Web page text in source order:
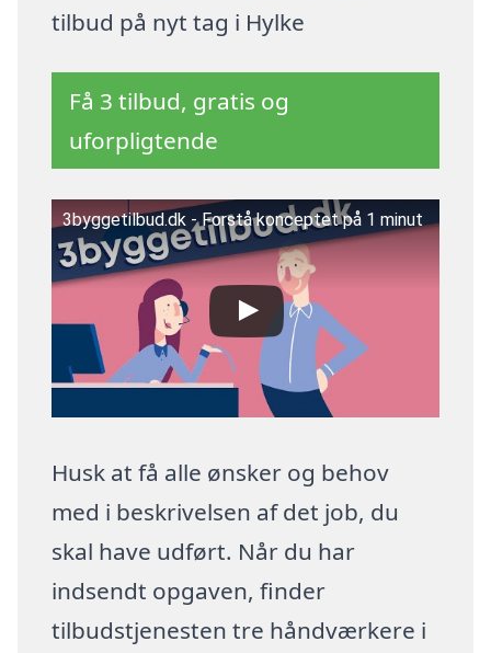
tilbud på nyt tag i Hylke
Få 3 tilbud, gratis og
uforpligtende
3byggetilbud.dk - Forstå konceptet på 1 minut
Husk at få alle ønsker og behov
med i beskrivelsen af det job, du
skal have udført. Når du har
indsendt opgaven, finder
tilbudstjenesten tre håndværkere i